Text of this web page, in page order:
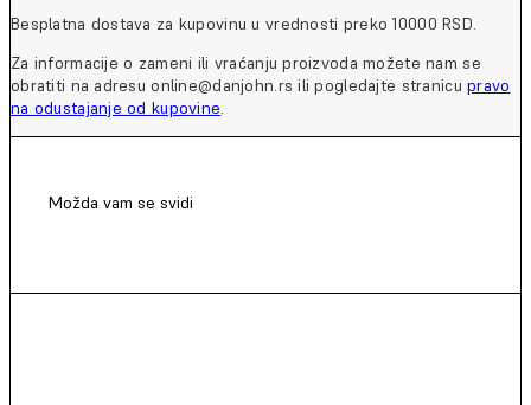
Besplatna dostava za kupovinu u vrednosti preko 10000 RSD.
Za informacije o zameni ili vraćanju proizvoda možete nam se
obratiti na adresu online@danjohn.rs ili pogledajte stranicupravo
na odustajanje od kupovine.
Možda vam se svidi